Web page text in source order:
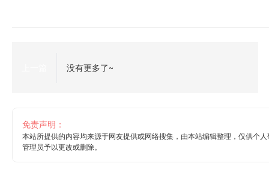
没有更多了~
免责声明：
本站所提供的内容均来源于网友提供或网络搜集，由本站编辑整理，仅供个
管理员予以更改或删除。